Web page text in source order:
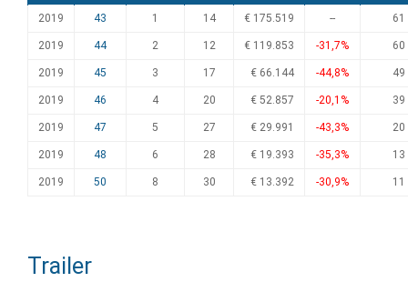
2019 43 1 14 € 175.519 -- 61
2019 44 2 12 € 119.853 -31,7% 60
2019 45 3 17 € 66.144 -44,8% 49
2019 46 4 20 € 52.857 -20,1% 39
2019 47 5 27 € 29.991 -43,3% 20
2019 48 6 28 € 19.393 -35,3% 13
2019 50 8 30 € 13.392 -30,9% 11
Trailer